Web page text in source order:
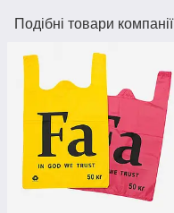
Подібні товари компанії